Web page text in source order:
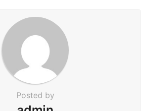
Posted by